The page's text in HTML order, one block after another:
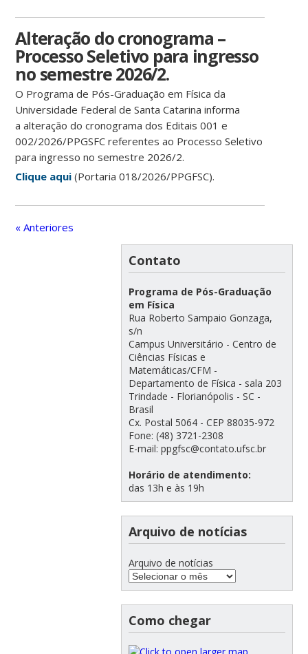
Alteração do cronograma –
Processo Seletivo para ingresso
no semestre 2026/2.
O Programa de Pós-Graduação em Física da
Universidade Federal de Santa Catarina informa
a alteração do cronograma dos Editais 001 e
002/2026/PPGSFC referentes ao Processo Seletivo
para ingresso no semestre 2026/2.
Clique aqui (Portaria 018/2026/PPGFSC).
« Anteriores
Contato
Programa de Pós-Graduação
em Física
Rua Roberto Sampaio Gonzaga,
s/n
Campus Universitário - Centro de
Ciências Físicas e
Matemáticas/CFM -
Departamento de Física - sala 203
Trindade - Florianópolis - SC -
Brasil
Cx. Postal 5064 - CEP 88035-972
Fone: (48) 3721-2308
E-mail: ppgfsc@contato.ufsc.br
Horário de atendimento:
das 13h e às 19h
Arquivo de notícias
Arquivo de notícias
Como chegar